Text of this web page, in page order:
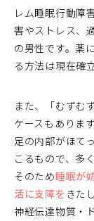
レム睡眠行動障
害やストレス、
の男性です。薬
る方法は現在確
また、「むずむ
ケースもあります
足の内部がほて
こるもので、多
そのため睡眠が
活に支障を きた
神経伝達物質・